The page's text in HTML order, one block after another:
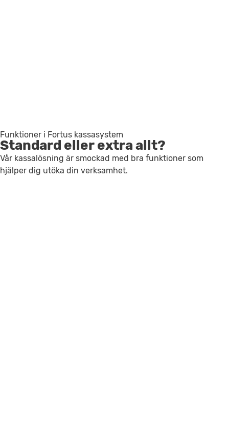
Funktioner i Fortus kassasystem
Standard eller extra allt?
Vår kassalösning är smockad med bra funktioner som
hjälper dig utöka din verksamhet.